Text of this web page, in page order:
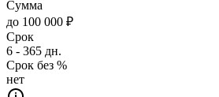
Сумма
до 100 000 ₽
Срок
6 - 365 дн.
Срок без %
нет